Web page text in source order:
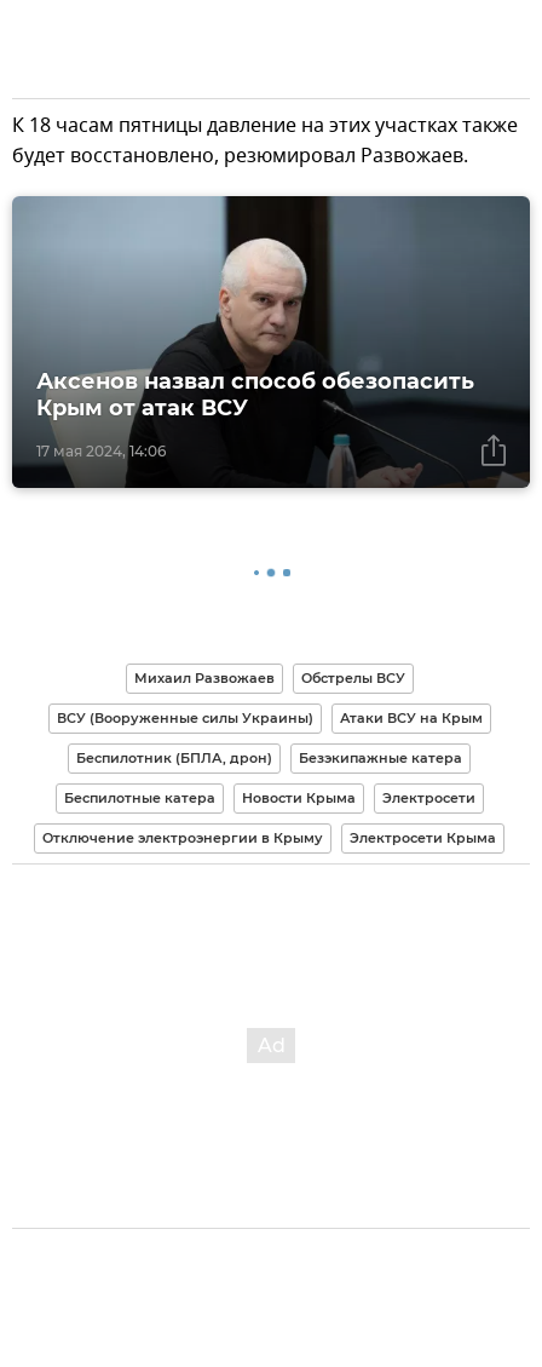
К 18 часам пятницы давление на этих участках также
будет восстановлено, резюмировал Развожаев.
17 мая 2024, 14:06
Аксенов назвал способ обезопасить
Крым от атак ВСУ
Михаил Развожаев Обстрелы ВСУ
ВСУ (Вооруженные силы Украины) Атаки ВСУ на Крым
Беспилотник (БПЛА, дрон) Безэкипажные катера
Беспилотные катера Новости Крыма Электросети
Отключение электроэнергии в Крыму Электросети Крыма